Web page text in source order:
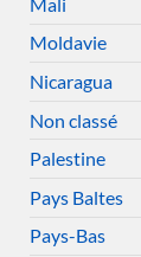
Moldavie
Nicaragua
Non classé
Palestine
Pays Baltes
Pays-Bas